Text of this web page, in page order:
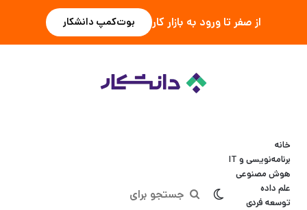
از صفر تا ورود به بازار کار بوت‌کمپ دانشکار
خانه
برنامه‌نویسی و IT
هوش مصنوعی
علم داده
توسعه فردی
تغییر پوسته
جستجو